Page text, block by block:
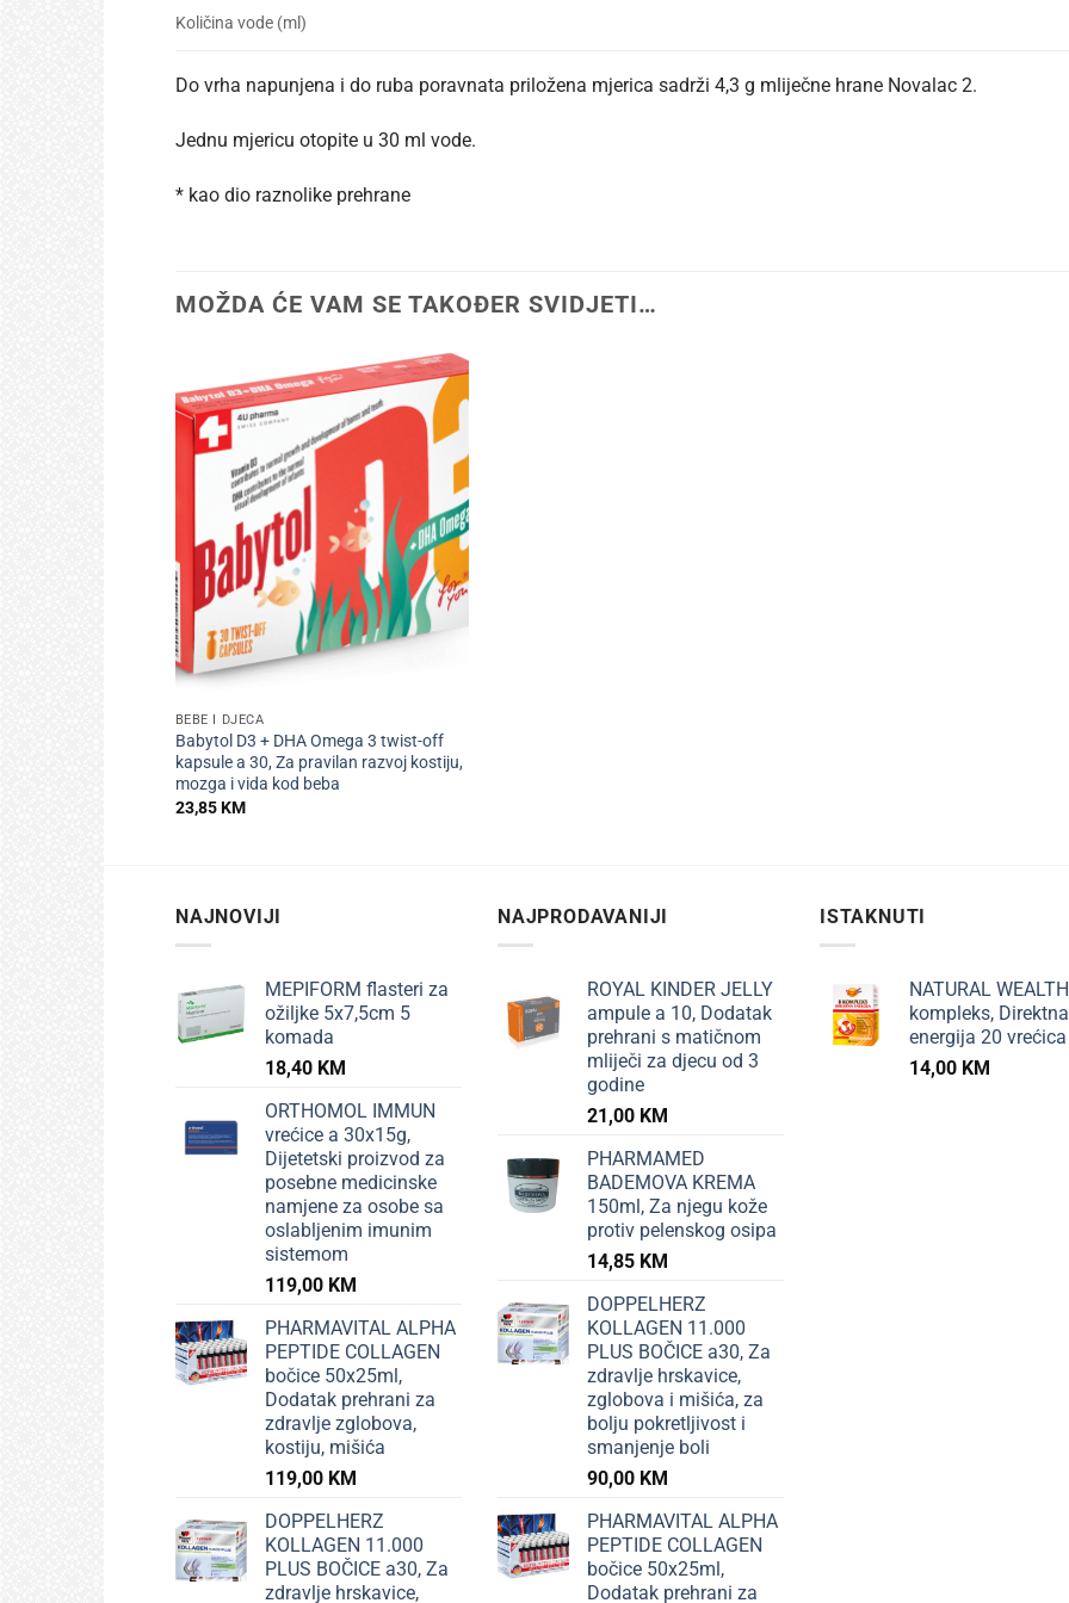
Količina vode (ml)
Do vrha napunjena i do ruba poravnata priložena mjerica sadrži 4,3 g mliječne hrane Novalac 2.
Jednu mjericu otopite u 30 ml vode.
* kao dio raznolike prehrane
MOŽDA ĆE VAM SE TAKOĐER SVIDJETI…
+
BEBE I DJECA
Babytol D3 + DHA Omega 3 twist-off
kapsule a 30, Za pravilan razvoj kostiju,
mozga i vida kod beba
23,85KM
NAJNOVIJI
MEPIFORM flasteri za
ožiljke 5x7,5cm 5
komada
18,40 KM
ORTHOMOL IMMUN
vrećice a 30x15g,
Dijetetski proizvod za
posebne medicinske
namjene za osobe sa
oslabljenim imunim
sistemom
119,00 KM
PHARMAVITAL ALPHA
PEPTIDE COLLAGEN
bočice 50x25ml,
Dodatak prehrani za
zdravlje zglobova,
kostiju, mišića
119,00 KM
DOPPELHERZ
KOLLAGEN 11.000
PLUS BOČICE a30, Za
zdravlje hrskavice,
NAJPRODAVANIJI
ROYAL KINDER JELLY
ampule a 10, Dodatak
prehrani s matičnom
mliječi za djecu od 3
godine
21,00 KM
PHARMAMED
BADEMOVA KREMA
150ml, Za njegu kože
protiv pelenskog osipa
14,85 KM
DOPPELHERZ
KOLLAGEN 11.000
PLUS BOČICE a30, Za
zdravlje hrskavice,
zglobova i mišića, za
bolju pokretljivost i
smanjenje boli
90,00 KM
PHARMAVITAL ALPHA
PEPTIDE COLLAGEN
bočice 50x25ml,
Dodatak prehrani za
ISTAKNUTI
NATURAL
kompleks, Direktna
energija 20 vrećica
14,00 KM